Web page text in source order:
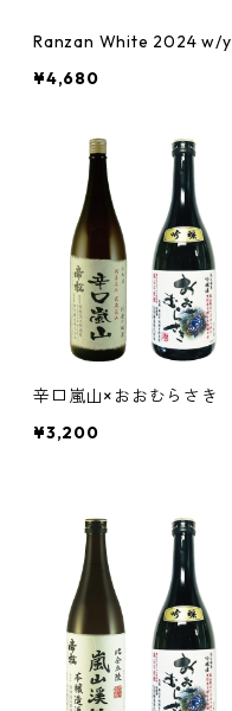
Ranzan White 2024 w/y
¥4,680
辛口嵐山×おおむらさき
¥3,200